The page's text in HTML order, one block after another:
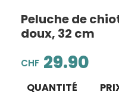
Peluche de
doux, 32 cm
CHF 29.90
QUANTITÉ